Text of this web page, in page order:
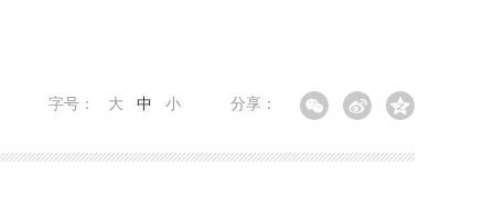
分享：
字号： 大 中 小